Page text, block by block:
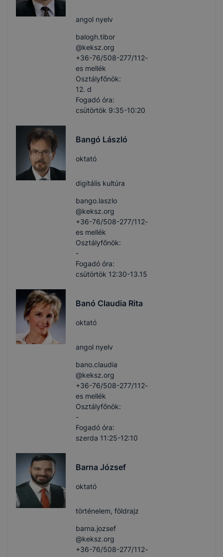
angol nyelv
balogh.tibor​
@keksz.org
+36-76/508-277/112-
es mellék
Osztályfőnök:
12. d
Fogadó óra:
csütörtök 9:35-10:20
Bangó László
oktató
digitális kultúra
bango.laszlo​
@keksz.org
+36-76/508-277/112-
es mellék
Osztályfőnök:
-
Fogadó óra:
csütörtök 12:30-13.15
Banó Claudia Rita
oktató
angol nyelv
bano.claudia​
@keksz.org
+36-76/508-277/112-
es mellék
Osztályfőnök:
-
Fogadó óra:
szerda 11:25-12:10
Barna József
oktató
történelem, földrajz
barna.jozsef​
@keksz.org
+36-76/508-277/112-